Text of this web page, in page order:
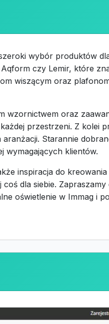
wybór produktów
czy Lemir, które
wiszącym oraz
wzornictwem oraz
przestrzeni. Z kolei
Starannie
wymagających klientów.
inspiracja do kreowania
dla siebie.
oświetlenie w Immag i